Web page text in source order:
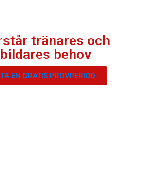
tränares och
behov
EN GRATIS PROVPERIOD